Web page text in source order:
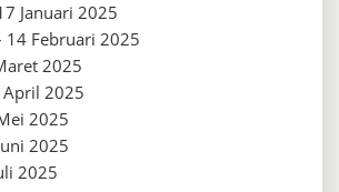
Januari 2025
14 Februari 2025
2025
2025
2025
2025
2025